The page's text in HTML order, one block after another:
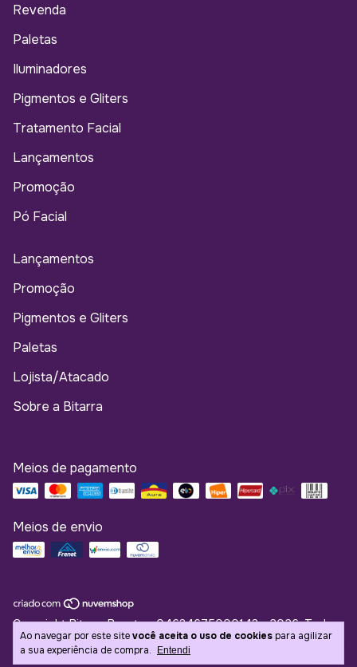
Ao navegar por este sitevocê aceita o uso de cookiespara agilizar
a sua experiência de compra.
Entendi
Revenda
Paletas
Iluminadores
Pigmentos e Gliters
Tratamento Facial
Lançamentos
Promoção
Pó Facial
Lançamentos
Promoção
Pigmentos e Gliters
Paletas
Lojista/Atacado
Sobre a Bitarra
Meios de pagamento
Meios de envio
Copyright Bitarra Beauty - 04634675000143 - 2026. Todos
os direitos reservados.